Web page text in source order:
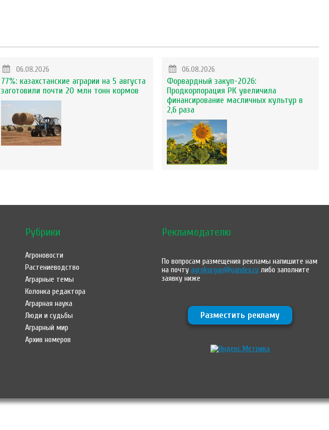
06.08.2026
77%: казахстанские аграрии на 5 августа
заготовили почти 20 млн тонн кормов
06.08.2026
Форвардный закуп-2026:
Продкорпорация РК увеличила
финансирование масличных культур в
2,6 раза
Рубрики
Агроновости
Растениеводство
Аграрные темы
Колонка редактора
Аграрная наука
Люди и судьбы
Аграрный мир
Архив номеров
Рекламодателю
По вопросам размещения рекламы напишите нам
на почтуagrokurgan@yandex.ru либо заполните
заявку ниже
Разместить рекламу